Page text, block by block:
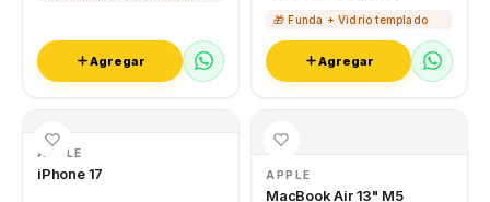
Agregar
🎁 Funda + Vidrio templado
Agregar
APPLE
iPhone 17 APPLE
MacBook Air 13" M5